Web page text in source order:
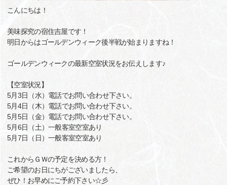
こんにちは！
美味探究の宿住吉屋です！
明日からはゴールデンウィーク後半戦が始まりますね！
ゴールデンウィークの最新空室状況をお伝えします♪
【空室状況】
5月3日（水）電話でお問い合わせ下さい。
5月4日（木）電話でお問い合わせ下さい。
5月5日（金）電話でお問い合わせ下さい。
5月6日（土）一般客室空室あり
5月7日（日）一般客室空室あり
これからＧＷの予定を決める方！
ご希望のお日にちがございましたら、
ぜひ！お早めにご予約下さい☆彡